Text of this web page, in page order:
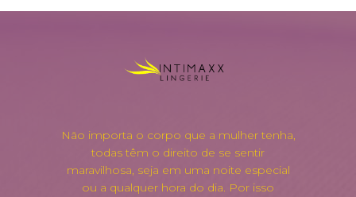
Não importa o corpo que a mulher tenha,
todas têm o direito de se sentir
maravilhosa, seja em uma noite especial
ou a qualquer hora do dia. Por isso